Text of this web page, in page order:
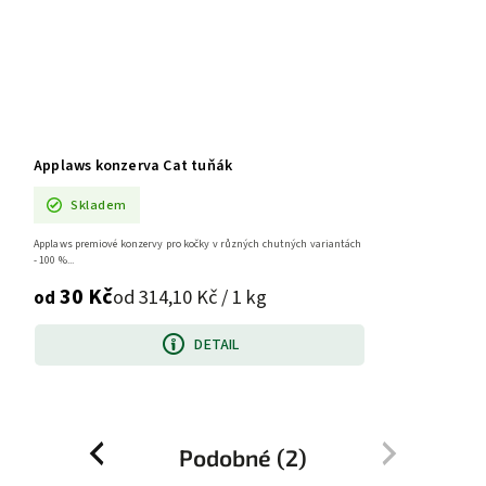
Applaws konzerva Cat tuňák
Skladem
od 30 Kčod 314,10 Kč / 1 kg
DETAIL
Applaws premiové konzervy pro kočky v různých chutných variantách
- 100 %...
Podobné (2)
Previous Next